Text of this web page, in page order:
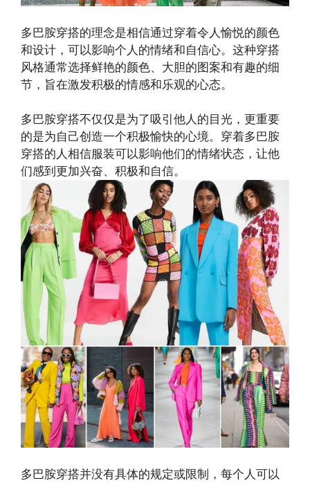
多巴胺穿搭的理念是相信通过穿着令人愉悦的颜色
和设计，可以影响个人的情绪和自信心。这种穿搭
风格通常选择鲜艳的颜色、大胆的图案和有趣的细
节，旨在激发积极的情感和乐观的心态。
多巴胺穿搭不仅仅是为了吸引他人的目光，更重要
的是为自己创造一个积极愉快的心境。穿着多巴胺
穿搭的人相信服装可以影响他们的情绪状态，让他
们感到更加兴奋、积极和自信。
多巴胺穿搭并没有具体的规定或限制，每个人可以